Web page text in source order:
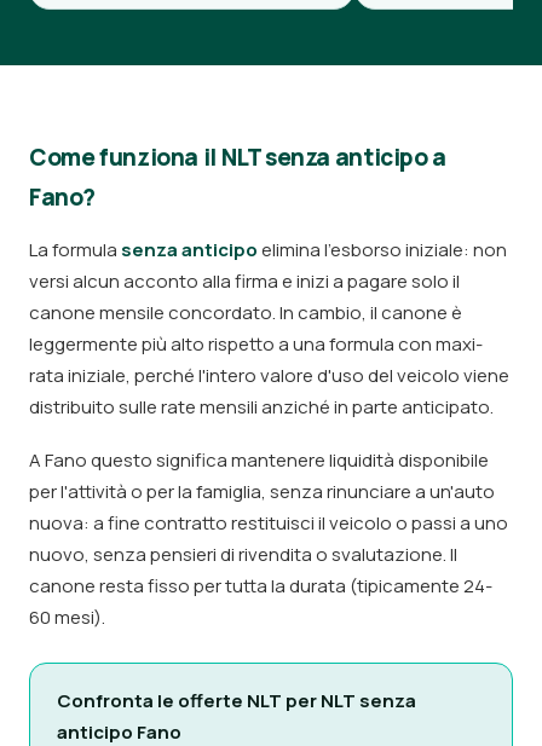
Come funziona il NLT senza anticipo a
Fano?
La formula senza anticipoelimina l'esborso iniziale: non
versi alcun acconto alla firma e inizi a pagare solo il
canone mensile concordato. In cambio, il canone è
leggermente più alto rispetto a una formula con maxi-
rata iniziale, perché l'intero valore d'uso del veicolo viene
distribuito sulle rate mensili anziché in parte anticipato.
A Fano questo significa mantenere liquidità disponibile
per l'attività o per la famiglia, senza rinunciare a un'auto
nuova: a fine contratto restituisci il veicolo o passi a uno
nuovo, senza pensieri di rivendita o svalutazione. Il
canone resta fisso per tutta la durata (tipicamente 24-
60 mesi).
Confronta le offerte NLT per NLT senza
anticipo Fano